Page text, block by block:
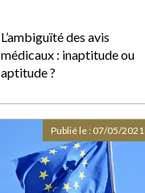
L’ambiguïté des avis
médicaux : inaptitude ou
aptitude ?
Publié le : 07/05/2021